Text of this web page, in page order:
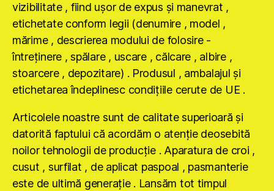
vizibilitate , fiind uşor de expus şi manevrat ,
etichetate conform legii (denumire , model ,
mărime , descrierea modului de folosire -
întreţinere , spălare , uscare , călcare , albire ,
stoarcere , depozitare) . Produsul , ambalajul şi
etichetarea îndeplinesc condiţiile cerute de UE .
Articolele noastre sunt de calitate superioară şi
datorită faptului că acordăm o atenţie deosebită
noilor tehnologii de producţie . Aparatura de croi ,
cusut , surfilat , de aplicat paspoal , pasmanterie
este de ultimă generaţie . Lansăm tot timpul